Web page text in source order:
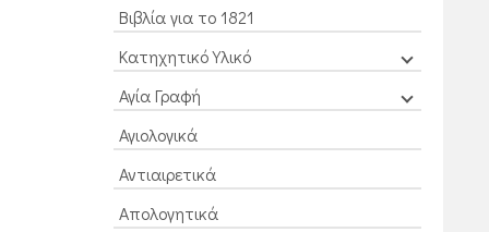
Βιβλία για το 1821
Κατηχητικό Υλικό
Αγία Γραφή
Αγιολογικά
Αντιαιρετικά
Απολογητικά